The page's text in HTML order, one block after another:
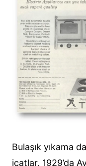
Bulaşık yıkama
icatlar, 1929’da